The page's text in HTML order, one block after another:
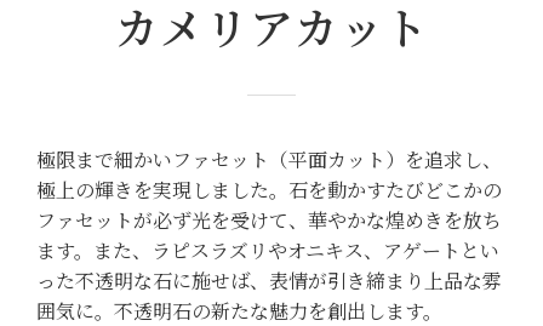
カメリアカット
極限まで細かいファセット（平面カット）を追求し、
極上の輝きを実現しました。石を動かすたびどこかの
ファセットが必ず光を受けて、華やかな煌めきを放ち
ます。また、ラピスラズリやオニキス、アゲートとい
った不透明な石に施せば、表情が引き締まり上品な雰
囲気に。不透明石の新たな魅力を創出します。